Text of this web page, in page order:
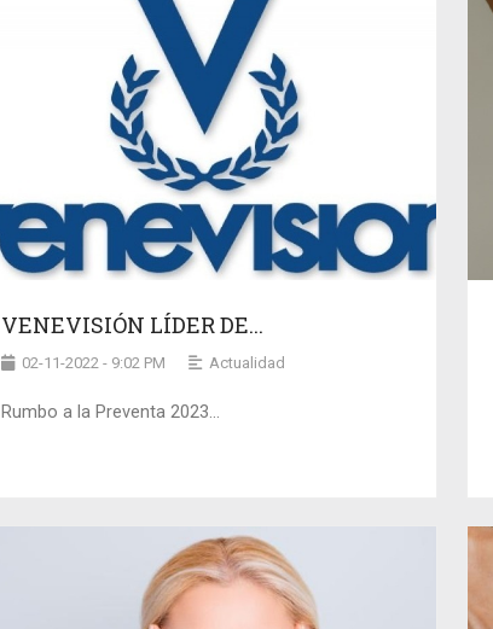
VENEVISIÓN LÍDER DE...
02-11-2022 - 9:02 PM Actualidad
Rumbo a la Preventa 2023…